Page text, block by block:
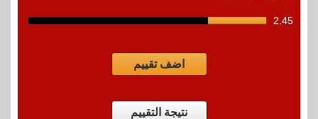
2.45
12
اضف تقييم
نتيجة التقييم